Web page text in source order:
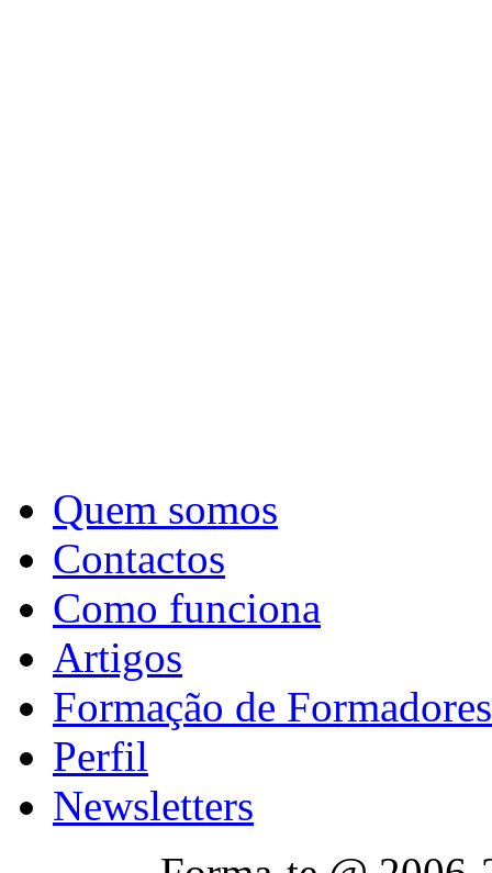
Quem somos
Contactos
Como funciona
Artigos
Formação de Formadores
Perfil
Newsletters